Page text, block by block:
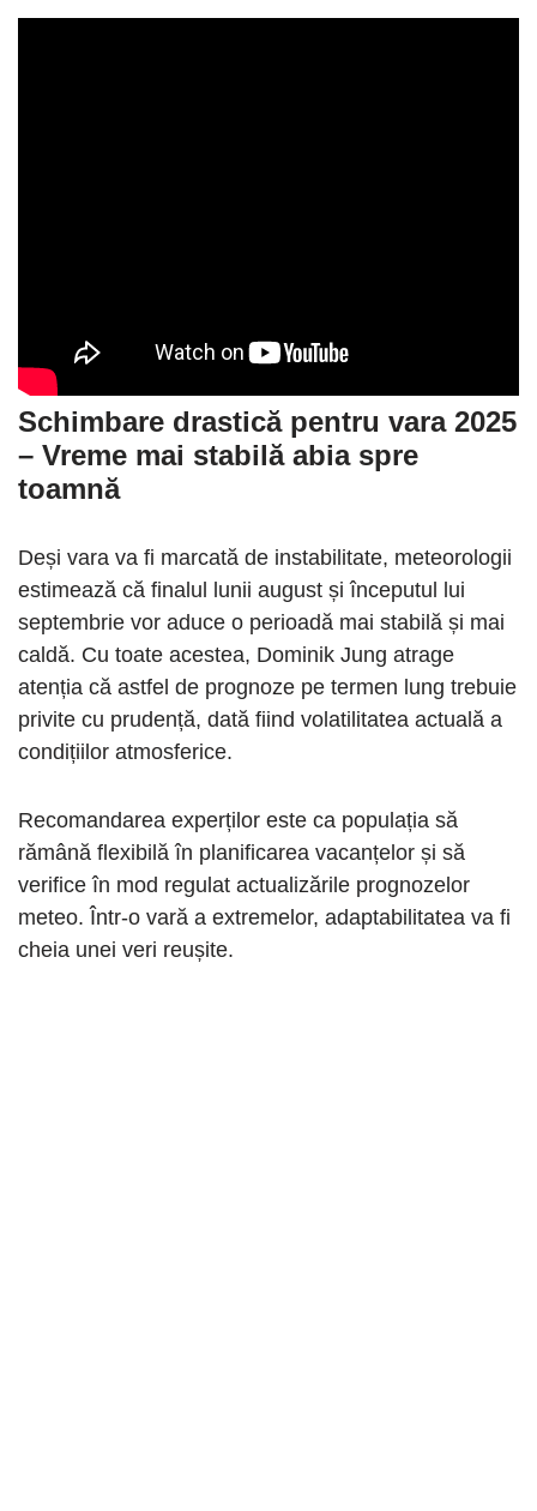
Schimbare drastică pentru vara 2025
– Vreme mai stabilă abia spre
toamnă
Deși vara va fi marcată de instabilitate, meteorologii
estimează că finalul lunii august și începutul lui
septembrie vor aduce o perioadă mai stabilă și mai
caldă. Cu toate acestea, Dominik Jung atrage
atenția că astfel de prognoze pe termen lung trebuie
privite cu prudență, dată fiind volatilitatea actuală a
condițiilor atmosferice.
Recomandarea experților este ca populația să
rămână flexibilă în planificarea vacanțelor și să
verifice în mod regulat actualizările prognozelor
meteo. Într-o vară a extremelor, adaptabilitatea va fi
cheia unei veri reușite.